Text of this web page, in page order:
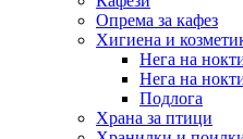
Опрема за кафез
Хигиена и
Нега на
Нега на
Подлога
Храна за птици